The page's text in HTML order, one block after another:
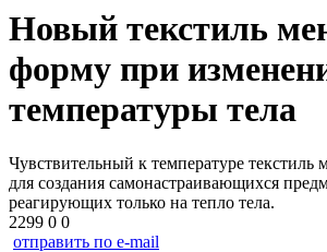
Новый текстиль
форму при
температуры тела
Чувствительный к температуре текстиль
для создания самонастраивающихся
реагирующих только на тепло тела.
2299 0 0
отправить по e-mail